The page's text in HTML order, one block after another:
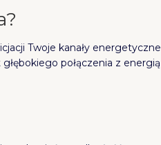
Twoje kanały energetyczne
połączenia z energią